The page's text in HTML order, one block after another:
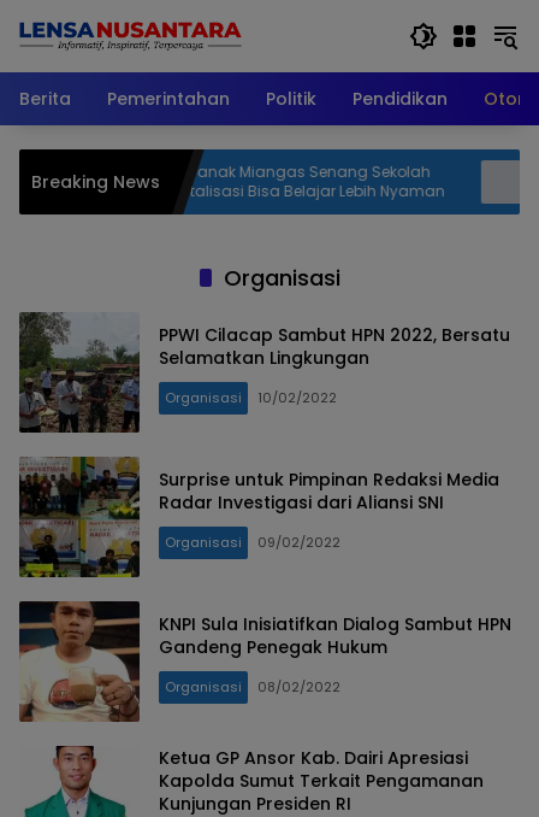
Berita
Pemerintahan Politik Pendidikan
Breaking News
Miangas Senang Sekolah
Bisa Belajar Lebih Nyaman
Sakera Bondowoso Apresiasi
Gabungan yang Berhasil
Dua Korban Gunung Piramid
Organisasi
PPWI Cilacap Sambut HPN 2022, Bersatu
Selamatkan Lingkungan
Organisasi 10/02/2022
Surprise untuk Pimpinan Redaksi Media
Radar Investigasi dari Aliansi SNI
Organisasi 09/02/2022
KNPI Sula Inisiatifkan Dialog Sambut HPN
Gandeng Penegak Hukum
Organisasi 08/02/2022
Ketua GP Ansor Kab. Dairi Apresiasi
Kapolda Sumut Terkait Pengamanan
Kunjungan Presiden RI